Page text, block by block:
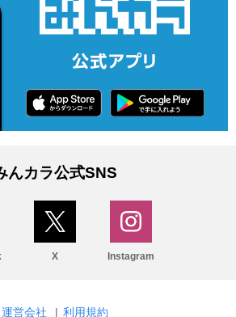
んカラ公式SNS
X Instagram
運営会社 | 利用規約